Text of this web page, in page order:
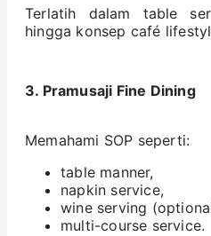
Terlatih dalam table
hingga konsep café
3. Pramusaji Fine Dining
Memahami SOP seperti:
table manner,
napkin service,
wine serving
multi-course service.